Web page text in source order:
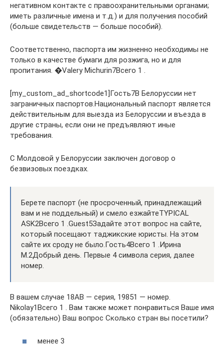
негативном контакте с правоохранительными органами;
иметь различные имена и т.д.) и для получения пособий
(больше свидетельств — больше пособий).
Соответственно, паспорта им жизненно необходимы не
только в качестве бумаги для розжига, но и для
пропитания. �Valery Michurin7Всего 1 .
[my_custom_ad_shortcode1]Гость7В Белоруссии нет
заграничных паспортов.Национальный паспорт является
действительным для выезда из Белоруссии и въезда в
другие страны, если они не предъявляют иные
требования.
С Молдовой у Белоруссии заключен договор о
безвизовых поездках.
Берете паспорт (не просроченный, принадлежащий
вам и не поддельный) и смело езжайтеTYPICAL
ASK2Всего 1 .Guest5Задайте этот вопрос на сайте,
который посещают таджикские юристы. На этом
сайте их сроду не было.Гость4Всего 1 .Ирина
М.2Добрый день. Первые 4 символа серия, далее
номер.
В вашем случае 18АВ — серия, 19851 — номер.
Nikolay1Всего 1 . Вам также может понравиться Ваше имя
(обязательно) Ваш вопрос Сколько стран вы посетили?
менее 3